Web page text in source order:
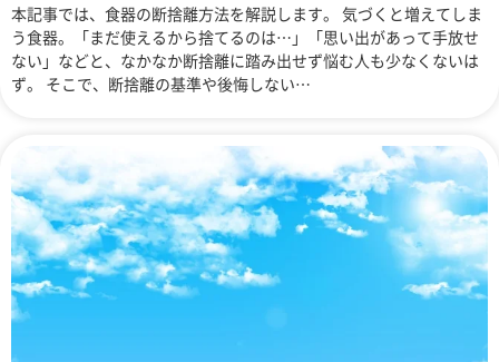
本記事では、食器の断捨離方法を解説します。 気づくと増えてしま
う食器。「まだ使えるから捨てるのは…」「思い出があって手放せ
ない」などと、なかなか断捨離に踏み出せず悩む人も少なくないは
ず。 そこで、断捨離の基準や後悔しない…